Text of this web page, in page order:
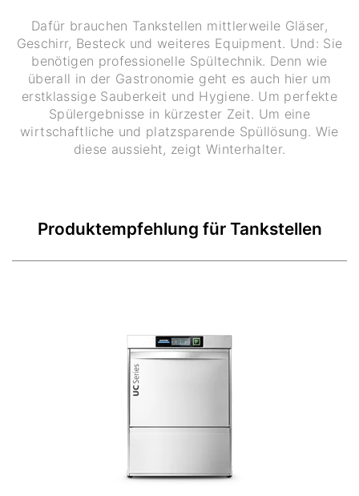
Dafür brauchen Tankstellen mittlerweile Gläser,
Geschirr, Besteck und weiteres Equipment. Und: Sie
benötigen professionelle Spültechnik. Denn wie
überall in der Gastronomie geht es auch hier um
erstklassige Sauberkeit und Hygiene. Um perfekte
Spülergebnisse in kürzester Zeit. Um eine
wirtschaftliche und platzsparende Spüllösung. Wie
diese aussieht, zeigt Winterhalter.
Produktempfehlung für Tankstellen